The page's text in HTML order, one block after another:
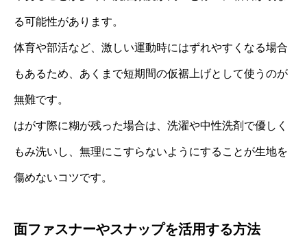
る可能性があります。
体育や部活など、激しい運動時にはずれやすくなる場合
もあるため、あくまで短期間の仮裾上げとして使うのが
無難です。
はがす際に糊が残った場合は、洗濯や中性洗剤で優しく
もみ洗いし、無理にこすらないようにすることが生地を
傷めないコツです。
面ファスナーやスナップを活用する方法